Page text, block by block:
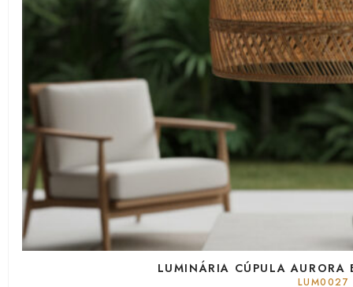
LUMINÁRIA CÚPULA AURORA
LUM0027